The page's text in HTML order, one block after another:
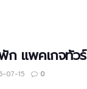
ก แพคเกจทัวร์
07-15 0